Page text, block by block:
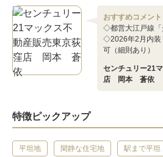
おすすめコメント
◇都営大江戸線「
◇2026年2月内装
可（細則あり）
センチュリー21
店 岡本 蒼依
特徴ピックアップ
平坦地 閑静な住宅地 駅まで平坦